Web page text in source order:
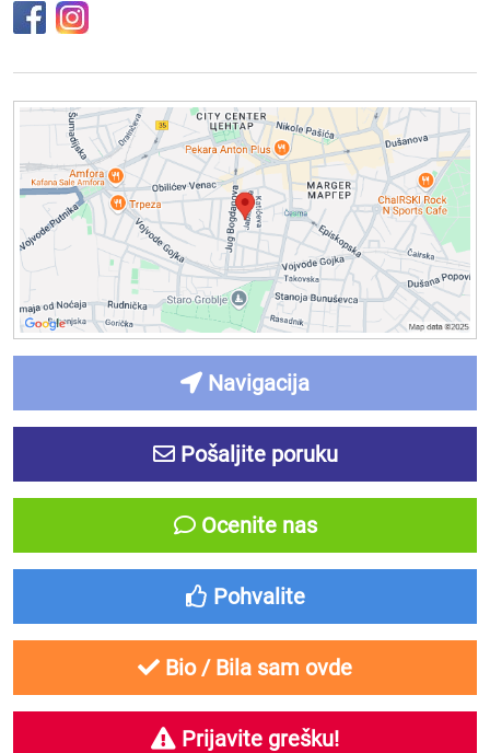
Navigacija
Pošaljite poruku
Ocenite nas
Pohvalite
Bio / Bila sam ovde
Prijavite grešku!